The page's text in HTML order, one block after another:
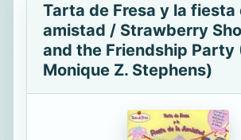
Tarta de Fresa y la fiesta
amistad / Strawberry
and the Friendship Party
Monique Z. Stephens)